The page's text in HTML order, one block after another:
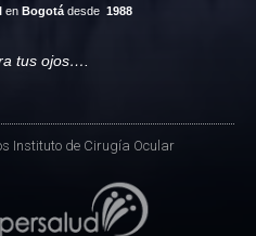
en Bogotá desde 1988
tus ojos….
Instituto de Cirugía Ocular